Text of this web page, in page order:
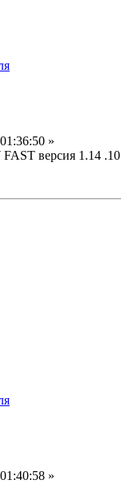
»
версия 1.14 .10
»